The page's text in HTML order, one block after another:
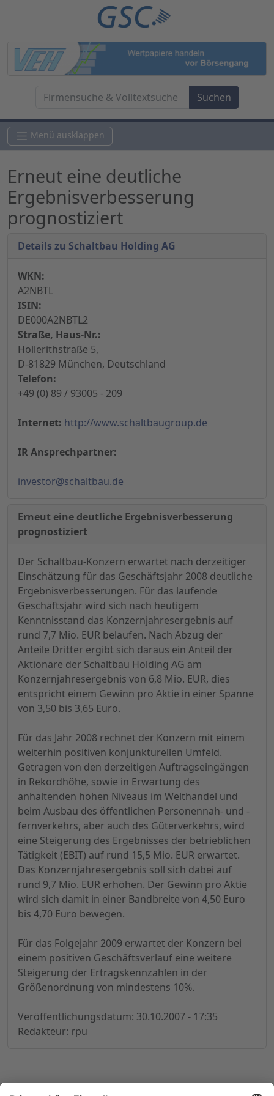
Menü ausklappen
Erneut eine deutliche
Ergebnisverbesserung
prognostiziert
Details zu Schaltbau Holding AG
WKN:
A2NBTL
ISIN:
DE000A2NBTL2
Straße, Haus-Nr.:
Hollerithstraße 5,
D-81829 München, Deutschland
Telefon:
+49 (0) 89 / 93005 - 209
Internet: http://www.schaltbaugroup.de
IR Ansprechpartner:
investor@schaltbau.de
Erneut eine deutliche Ergebnisverbesserung
prognostiziert
Der Schaltbau-Konzern erwartet nach derzeitiger
Einschätzung für das Geschäftsjahr 2008 deutliche
Ergebnisverbesserungen. Für das laufende
Geschäftsjahr wird sich nach heutigem
Kenntnisstand das Konzernjahresergebnis auf
rund 7,7 Mio. EUR belaufen. Nach Abzug der
Anteile Dritter ergibt sich daraus ein Anteil der
Aktionäre der Schaltbau Holding AG am
Konzernjahresergebnis von 6,8 Mio. EUR, dies
entspricht einem Gewinn pro Aktie in einer Spanne
von 3,50 bis 3,65 Euro.
Für das Jahr 2008 rechnet der Konzern mit einem
weiterhin positiven konjunkturellen Umfeld.
Getragen von den derzeitigen Auftragseingängen
in Rekordhöhe, sowie in Erwartung des
anhaltenden hohen Niveaus im Welthandel und
beim Ausbau des öffentlichen Personennah- und -
fernverkehrs, aber auch des Güterverkehrs, wird
eine Steigerung des Ergebnisses der betrieblichen
Tätigkeit (EBIT) auf rund 15,5 Mio. EUR erwartet.
Das Konzernjahresergebnis soll sich dabei auf
rund 9,7 Mio. EUR erhöhen. Der Gewinn pro Aktie
wird sich damit in einer Bandbreite von 4,50 Euro
bis 4,70 Euro bewegen.
Für das Folgejahr 2009 erwartet der Konzern bei
einem positiven Geschäftsverlauf eine weitere
Steigerung der Ertragskennzahlen in der
Größenordnung von mindestens 10%.
Veröffentlichungsdatum: 30.10.2007 - 17:35
Redakteur: rpu